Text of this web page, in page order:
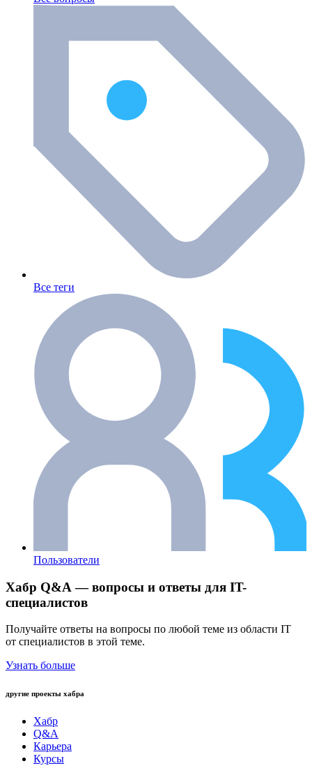
Все теги
Пользователи
Хабр Q&A — вопросы и ответы для IT-
специалистов
Получайте ответы на вопросы по любой теме из области IT
от специалистов в этой теме.
Узнать больше
другие проекты хабра
Хабр
Q&A
Карьера
Курсы